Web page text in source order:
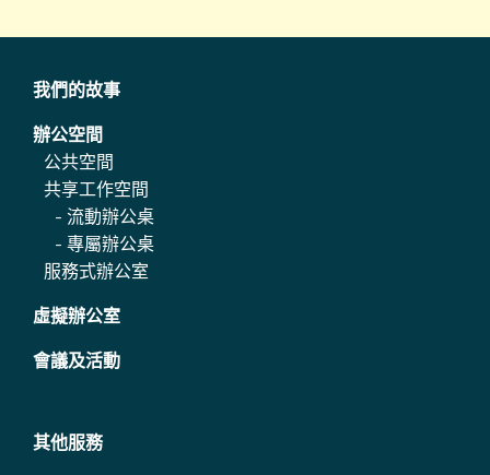
我們的故事
辦公空間
公共空間
共享工作空間
- 流動辦公桌
- 專屬辦公桌
服務式辦公室
虛擬辦公室
會議及活動
其他服務